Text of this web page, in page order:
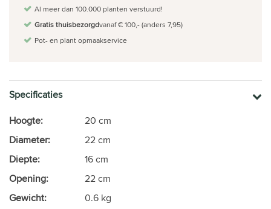
Al meer dan 100.000 planten verstuurd!
Gratis thuisbezorgdvanaf € 100,- (anders 7,95)
Pot- en plant opmaakservice
Specificaties
Hoogte:
20 cm
Diameter:
22 cm
Diepte:
16 cm
Opening:
22 cm
Gewicht:
0.6 kg